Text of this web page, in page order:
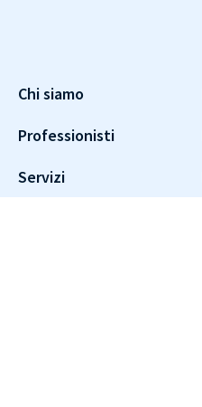
Chi siamo
Professionisti
Servizi